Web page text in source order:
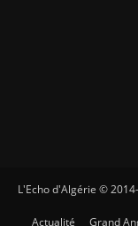
L'Echo d'Algérie ©
Actualité Grand